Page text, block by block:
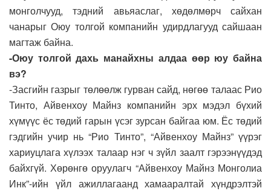
монголчууд, тэдний авьяаслаг, хөдөлмөрч сайхан
чанарыг Оюу толгой компанийн удирдлагууд сайшаан
магтаж байна.
-Оюу толгой дахь манайхны алдаа өөр юу байна
вэ?
-Засгийн газрыг төлөөлж гурван сайд, нөгөө талаас Рио
Тинто, Айвенхоу Майнз компанийн эрх мэдэл бүхий
хүмүүс ёс төдий гарын үсэг зурсан байгаа юм. Ёс төдий
гэдгийн учир нь “Рио Тинто”, “Айвенхоу Майнз” үүрэг
хариуцлага хүлээх талаар нэг ч зүйл заалт гэрээнүүдэд
байхгүй. Хөрөнгө оруулагч “Айвенхоу Майнз Монголиа
Инк”-ийн үйл ажиллагаанд хамааралтай хүндрэлтэй